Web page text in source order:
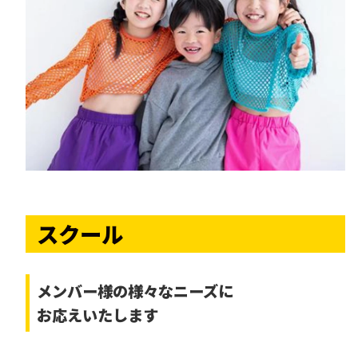
スクール
メンバー様の様々なニーズに
お応えいたします